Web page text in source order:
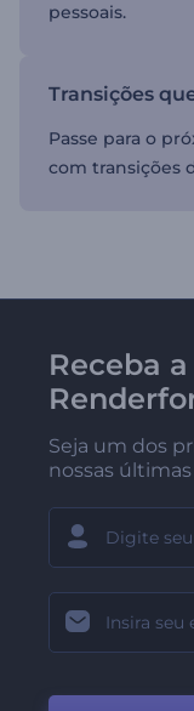
pessoais.
Transições
Passe para o
com transições
Receba
Seja um dos
nossas